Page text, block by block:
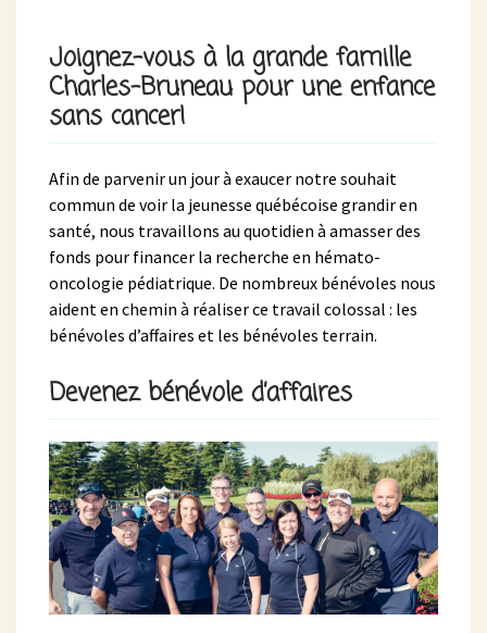
Joignez-vous à la grande famille
Charles-Bruneau pour une enfance
sans cancer!
Afin de parvenir un jour à exaucer notre souhait
commun de voir la jeunesse québécoise grandir en
santé, nous travaillons au quotidien à amasser des
fonds pour financer la recherche en hémato-
oncologie pédiatrique. De nombreux bénévoles nous
aident en chemin à réaliser ce travail colossal : les
bénévoles d’affaires et les bénévoles terrain.
Devenez bénévole d’affaires